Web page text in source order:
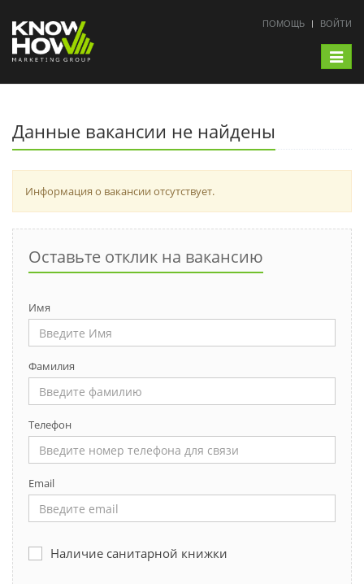
ПОМОЩЬ ВОЙТИ
Toggle
Данные вакансии не найдены
Информация о вакансии отсутствует.
Оставьте отклик на вакансию
Имя
Фамилия
Телефон
Email
Наличие санитарной книжки